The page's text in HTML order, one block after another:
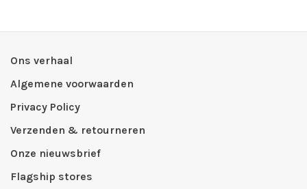
Ons verhaal
Algemene voorwaarden
Privacy Policy
Verzenden & retourneren
Onze nieuwsbrief
Flagship stores